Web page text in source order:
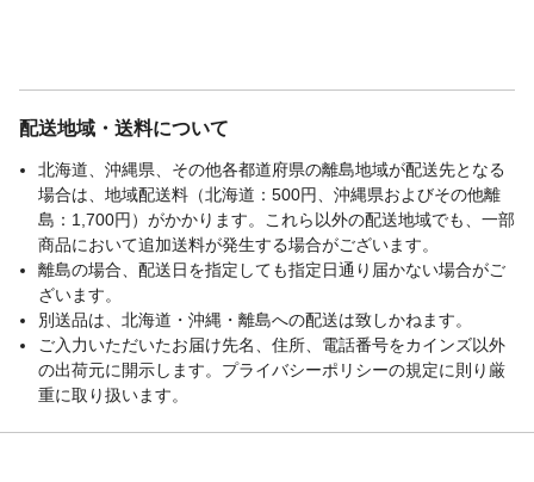
配送地域・送料について
北海道、沖縄県、その他各都道府県の離島地域が配送先となる
場合は、地域配送料（北海道：500円、沖縄県およびその他離
島：1,700円）がかかります。これら以外の配送地域でも、一部
商品において追加送料が発生する場合がございます。
離島の場合、配送日を指定しても指定日通り届かない場合がご
ざいます。
別送品は、北海道・沖縄・離島への配送は致しかねます。
ご入力いただいたお届け先名、住所、電話番号をカインズ以外
の出荷元に開示します。プライバシーポリシーの規定に則り厳
重に取り扱います。